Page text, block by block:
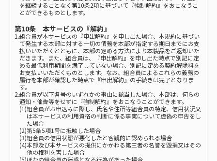
を継続することなく第10条2項に基づいて『強制解約』をおこなうこ
とができるものとします。
第10条 本サービスの『解約』
1.組合員が本サービスの『申出解約』を申し出た場合、本規約に基づい
て発生する本部に対する一切の債務を本部が指定する期日までにお支
払いいただくとともに、本部の定める方法により本製品をご返却いた
だきます。また、組合員は、『申出解約』を申し出た時点で別記に定
める最低利用期間を満了していない場合、別記に定める契約解除料を
お支払いいただくものとします。なお、組合員によるこれらの義務の
履行を本部が確認した時点で『申出解約』の手続きは完了となりま
す。
2.組合員が以下各号のいずれかの事由に該当した場合、本部は、何らの
通知・催告等をせずに『強制解約』をおこなうことができます。
(1)組合員がお申込みに際し、氏名や住所等組合員の特定、信用状況又
は本サービスの利用資格の判断に係る事実について虚偽の申告をし
た場合
(2)第5条5項1号に抵触した場合
(3)組合員の信用状態が悪化したと客観的に認められる場合
(4)本部及び本サービスの提供にかかわる第三者の名誉を毀損又はその
他の権利を害した場合
(5)ほかの組合員の迷惑となる行為があった場合